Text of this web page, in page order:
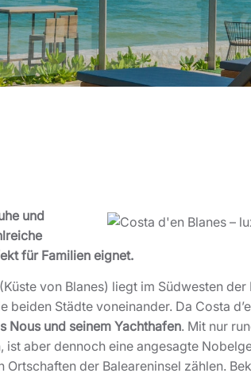
und
für Familien eignet.
von Blanes) liegt im Südwesten
Städte voneinander. Da Costa
Nous und seinem Yachthafen. Mit nur
ist aber dennoch eine angesagte
der Baleareninsel zählen.